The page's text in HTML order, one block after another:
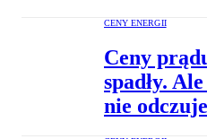
CENY ENERGII
Ceny
spadły.
nie